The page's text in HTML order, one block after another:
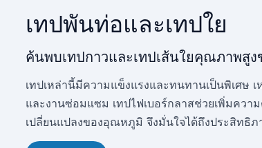
เทปพันท่อและเทปใย
ค้นพบเทปกาวและเทปเส้นใยคุณภาพสูง
เทปเหล่านี้มีความแข็งแรงและทนทานเป็นพิเศษ
และงานซ่อมแซม เทปไฟเบอร์กลาสช่วยเพิ่มคว
เปลี่ยนแปลงของอุณหภูมิ จึงมั่นใจได้ถึงประสิทธิ